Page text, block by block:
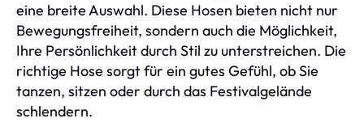
eine breite Auswahl. Diese Hosen bieten nicht nur
Bewegungsfreiheit, sondern auch die Möglichkeit,
Ihre Persönlichkeit durch Stil zu unterstreichen. Die
richtige Hose sorgt für ein gutes Gefühl, ob Sie
tanzen, sitzen oder durch das Festivalgelände
schlendern.